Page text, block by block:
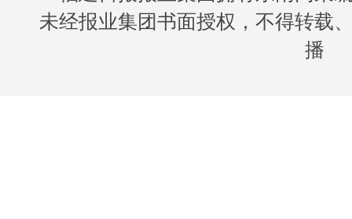
未经报业集团书面授权，不得转载
播